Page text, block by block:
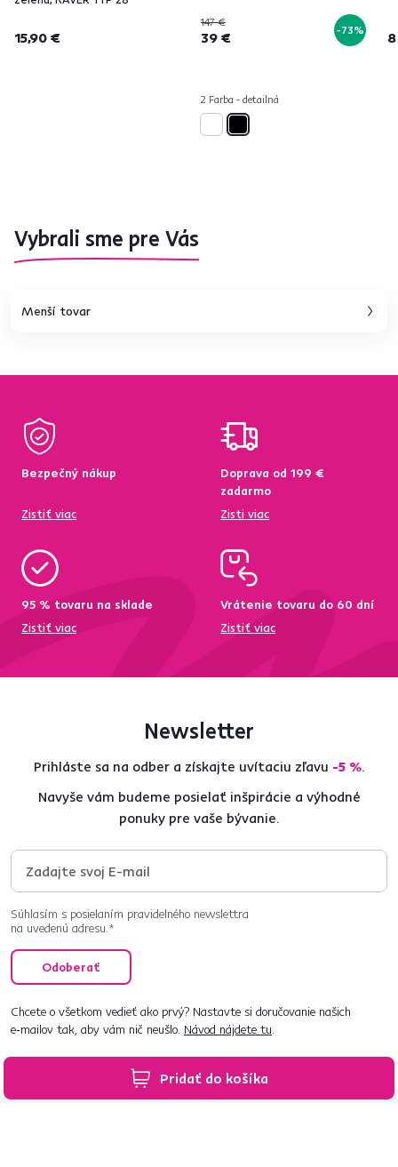
Pridať do košíka
15,90 €
147 €
39 € -73%
2 Farba - detailná
Vybrali sme pre Vás
Menší tovar
Bezpečný nákup
Zistiť viac
Doprava od 199 €
zadarmo
Zisti viac
95 % tovaru na sklade
Zistiť viac
Vrátenie tovaru do 60 dní
Zistiť viac
Newsletter
Prihláste sa na odber a získajte uvítaciu zľavu -5 %.
Navyše vám budeme posielať inšpirácie a výhodné
ponuky pre vaše bývanie.
Súhlasím s posielaním pravidelného newslettra
na uvedenú adresu.*
Odoberať
Chcete o všetkom vedieť ako prvý? Nastavte si doručovanie našich
e‑mailov tak, aby vám nič neušlo. Návod nájdete tu.